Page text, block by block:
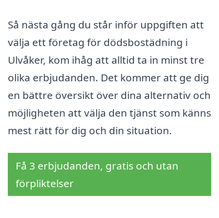
Så nästa gång du står inför uppgiften att
välja ett företag för dödsbostädning i
Ulvåker, kom ihåg att alltid ta in minst tre
olika erbjudanden. Det kommer att ge dig
en bättre översikt över dina alternativ och
möjligheten att välja den tjänst som känns
mest rätt för dig och din situation.
Få 3 erbjudanden, gratis och utan
förpliktelser